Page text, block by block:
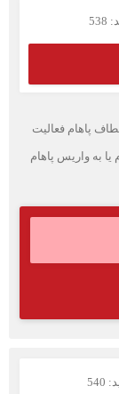
پاهام فعالیت
یا به واریس پاهام